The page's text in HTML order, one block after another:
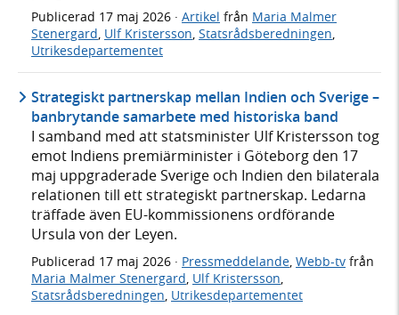
Publicerad 17 maj 2026 · Artikel från Maria Malmer
Stenergard, Ulf Kristersson, Statsrådsberedningen,
Utrikesdepartementet
Strategiskt partnerskap mellan Indien och Sverige –
banbrytande samarbete med historiska band
I samband med att statsminister Ulf Kristersson tog
emot Indiens premiärminister i Göteborg den 17
maj uppgraderade Sverige och Indien den bilaterala
relationen till ett strategiskt partnerskap. Ledarna
träffade även EU-kommissionens ordförande
Ursula von der Leyen.
Publicerad 17 maj 2026 · Pressmeddelande Webb-tv från
Maria Malmer Stenergard Ulf Kristersson
Statsrådsberedningen Utrikesdepartementet